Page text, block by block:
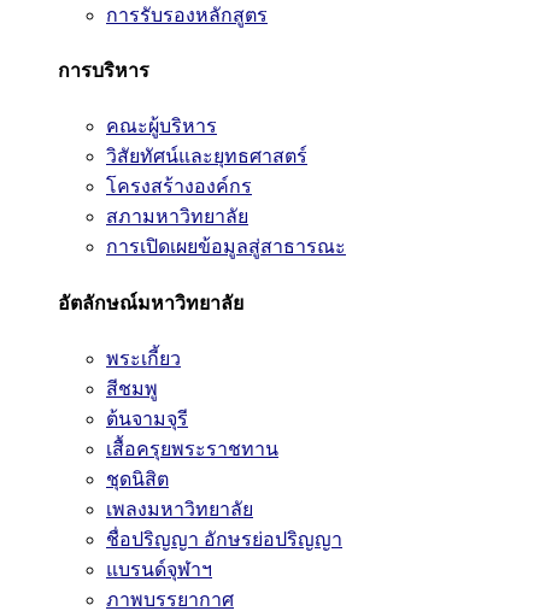
การรับรองหลักสูตร
การบริหาร
คณะผู้บริหาร
วิสัยทัศน์และยุทธศาสตร์
โครงสร้างองค์กร
สภามหาวิทยาลัย
การเปิดเผยข้อมูลสู่สาธารณะ
อัตลักษณ์มหาวิทยาลัย
พระเกี้ยว
สีชมพู
ต้นจามจุรี
เสื้อครุยพระราชทาน
ชุดนิสิต
เพลงมหาวิทยาลัย
ชื่อปริญญา อักษรย่อปริญญา
แบรนด์จุฬาฯ
ภาพบรรยากาศ